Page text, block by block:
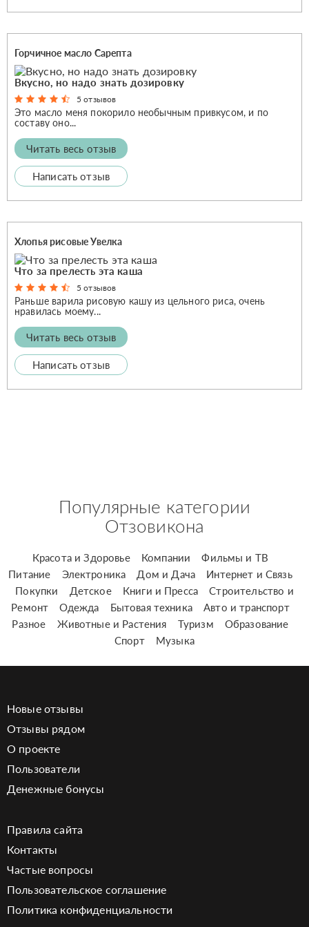
Горчичное масло Сарепта
Вкусно, но надо знать дозировку
5 отзывов
Это масло меня покорило необычным привкусом, и по
составу оно...
Читать весь отзыв
Написать отзыв
Хлопья рисовые Увелка
Что за прелесть эта каша
5 отзывов
Раньше варила рисовую кашу из цельного риса, очень
нравилась моему...
Читать весь отзыв
Написать отзыв
Популярные категории
Отзовикона
Красота и Здоровье Компании
Фильмы и ТВ
Питание
Электроника Дом и Дача
Интернет и Связь
Покупки
Детское Книги и Пресса
Строительство и
Ремонт
Одежда Бытовая техника
Авто и транспорт
Разное
Животные и Растения Туризм
Образование
Спорт
Музыка
Новые отзывы
Отзывы рядом
О проекте
Пользователи
Денежные бонусы
Правила сайта
Контакты
Частые вопросы
Пользовательское соглашение
Политика конфиденциальности